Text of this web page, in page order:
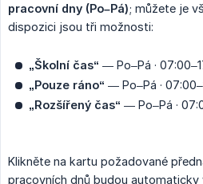
pracovní dny (Po–Pá); můžete je
dispozici jsou tři možnosti:
„Školní čas“ — Po–Pá ·
„Pouze ráno“ — Po–Pá ·
„Rozšířený čas“ — Po–Pá ·
Klikněte na kartu požadované
pracovních dnů budou automaticky